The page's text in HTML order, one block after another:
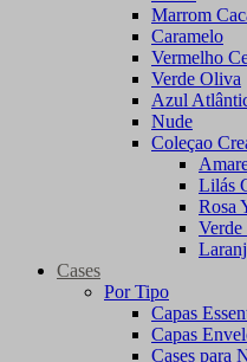
Marrom
Caramelo
Vermelho
Verde Oliva
Azul
Nude
Coleçao
Lilás
Rosa
Verde
Cases
Por Tipo
Capas
Capas
Cases para